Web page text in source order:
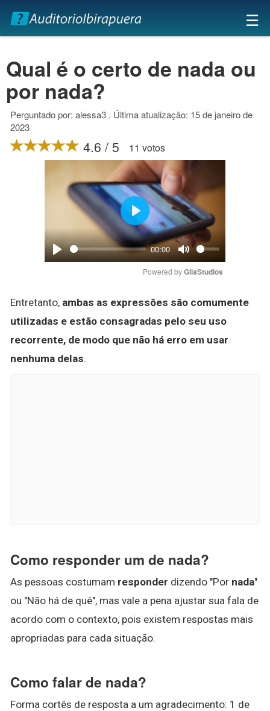
×
☰
Qual é o certo de nada ou
por nada?
Perguntado por: alessa3 . Última atualização: 15 de janeiro de
2023
4.6 / 5 11 votos
Play
00:00
Mute
Play
Powered by GliaStudios
Entretanto, ambas as expressões são comumente
utilizadas e estão consagradas pelo seu uso
recorrente, de modo que não há erro em usar
nenhuma delas.
Como responder um de nada?
As pessoas costumam responder dizendo "Por nada"
ou "Não há de quê", mas vale a pena ajustar sua fala de
acordo com o contexto, pois existem respostas mais
apropriadas para cada situação.
Como falar de nada?
Forma cortês de resposta a um agradecimento: 1 de